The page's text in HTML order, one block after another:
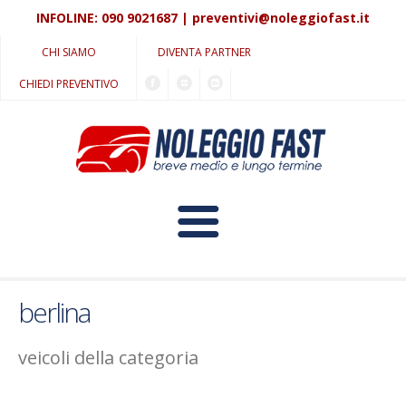
INFOLINE: 090 9021687 | preventivi@noleggiofast.it
CHI SIAMO DIVENTA PARTNER
CHIEDI PREVENTIVO
PROMOZIONI IN CORSO
MEDIO TERMINE
berlina
veicoli della categoria